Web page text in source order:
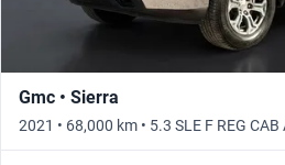
Gmc • Sierra
2021 • 68,000 km • 5.3 SLE F REG